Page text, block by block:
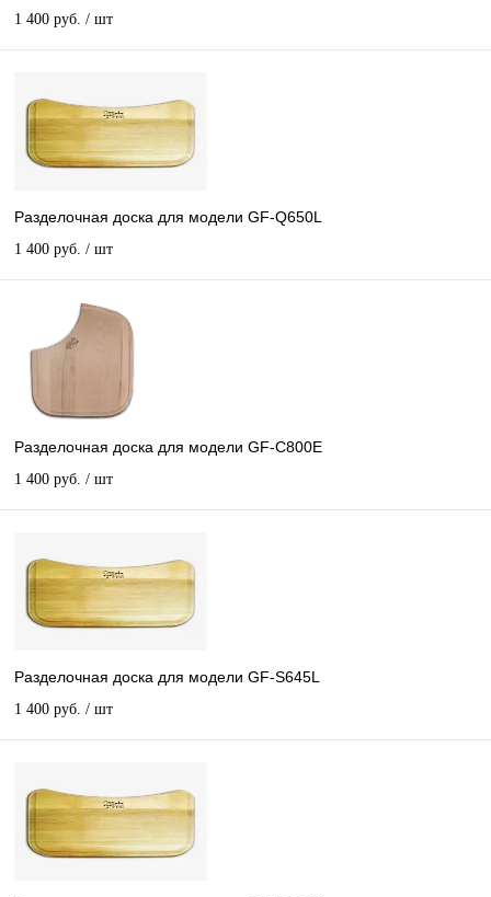
1 400 руб. / шт
Разделочная доска для модели GF-Q650L
1 400 руб. / шт
Разделочная доска для модели GF-C800Е
1 400 руб. / шт
Разделочная доска для модели GF-S645L
1 400 руб. / шт